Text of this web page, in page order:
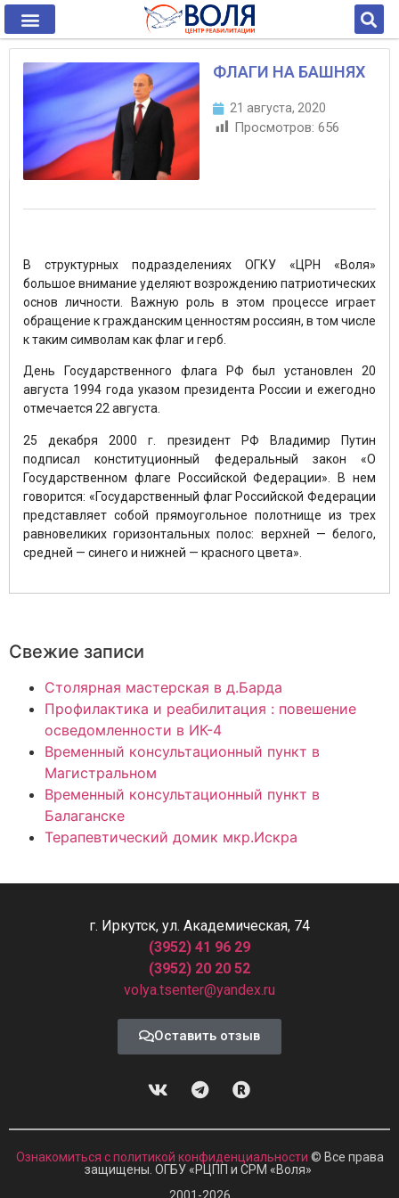
ФЛАГИ НА БАШНЯХ
21 августа, 2020
Просмотров: 656
В структурных подразделениях ОГКУ «ЦРН «Воля»
большое внимание уделяют возрождению патриотических
основ личности. Важную роль в этом процессе играет
обращение к гражданским ценностям россиян, в том числе
к таким символам как флаг и герб.
День Государственного флага РФ был установлен 20
августа 1994 года указом президента России и ежегодно
отмечается 22 августа.
25 декабря 2000 г. президент РФ Владимир Путин
подписал конституционный федеральный закон «О
Государственном флаге Российской Федерации». В нем
говорится: «Государственный флаг Российской Федерации
представляет собой прямоугольное полотнище из трех
равновеликих горизонтальных полос: верхней — белого,
средней — синего и нижней — красного цвета».
Свежие записи
Столярная мастерская в д.Барда
Профилактика и реабилитация : повешение
осведомленности в ИК-4
Временный консультационный пункт в
Магистральном
Временный консультационный пункт в
Балаганске
Терапевтический домик мкр.Искра
г. Иркутск, ул. Академическая, 74
(3952) 41 96 29
(3952) 20 20 52
volya.tsenter@yandex.ru
Оставить отзыв
Ознакомиться с политикой конфиденциальности © Все права
защищены. ОГБУ «РЦПП и СРМ «Воля»
2001-2026